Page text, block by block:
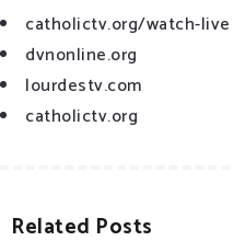
catholictv.org/watch-live
dvnonline.org
lourdestv.com
catholictv.org
Related Posts